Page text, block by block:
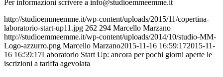
Per informazioni scrivere a info@studioemmeemme.it
http://studioemmeemme.it/wp-content/uploads/2015/11/copertina-
laboratorio-start-up11.jpg 262 294 Marcello Marzano
http://studioemmeemme.it/wp-content/uploads/2014/10/studio-MM-
Logo-azzurro.png Marcello Marzano2015-11-16 16:59:172015-11-
16 16:59:17Laboratorio Start Up: ancora per pochi giorni aperte le
iscrizioni a tariffa agevolata